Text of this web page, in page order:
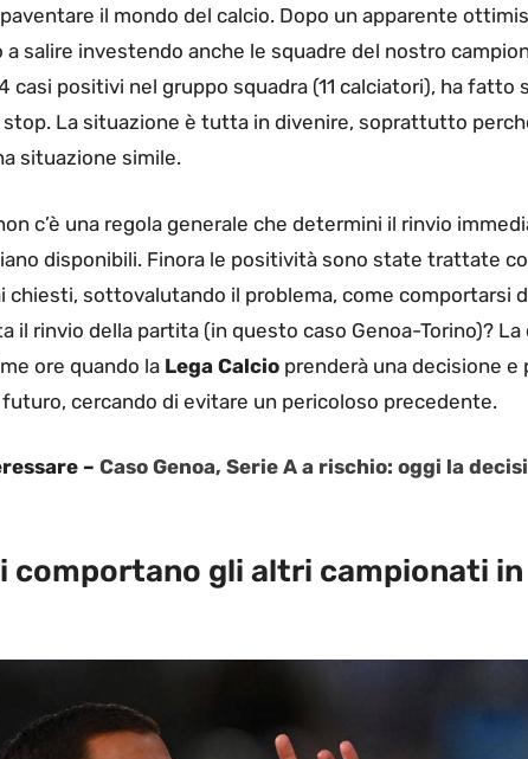
il mondo del calcio. Dopo un apparente
salire investendo anche le squadre del nostro
casi positivi nel gruppo squadra (11 calciatori), ha fatto
stop. La situazione è tutta in divenire, soprattutto
situazione simile.
c’è una regola generale che determini il rinvio
disponibili. Finora le positività sono state trattate
chiesti, sottovalutando il problema, come comportarsi
il rinvio della partita (in questo caso Genoa-Torino)?
ore quando la Lega Calcio prenderà una decisione e
cercando di evitare un pericoloso precedente.
– Caso Genoa, Serie A a rischio: oggi la
comportano gli altri campionati in